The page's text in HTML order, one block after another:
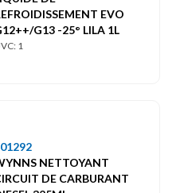
EVO
G13 -25° LILA 1L
1
NETTOYANT
DE CARBURANT